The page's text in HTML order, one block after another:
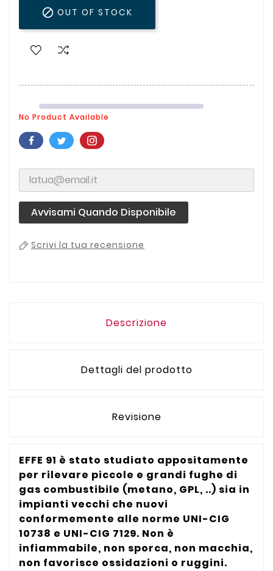
 OUT OF STOCK
No Product Available
Avvisami Quando Disponibile
Scrivi la tua recensione
Descrizione
Dettagli del prodotto
Revisione
EFFE 91 è stato studiato appositamente
per rilevare piccole e grandi fughe di
gas combustibile (metano, GPL, ..) sia in
impianti vecchi che nuovi
conformemente alle norme UNI-CIG
10738 e UNI-CIG 7129. Non è
infiammabile, non sporca, non macchia,
non favorisce ossidazioni o ruggini.